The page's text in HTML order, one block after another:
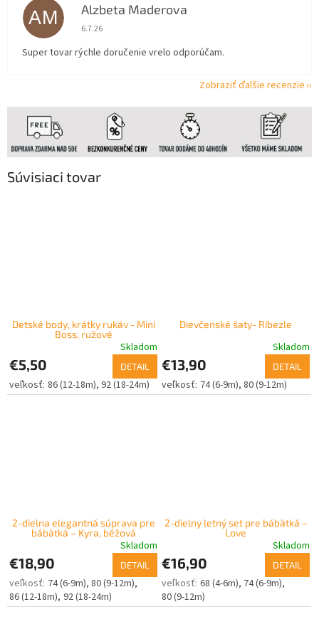
Súvisiaci tovar
Detské body, krátky rukáv - Mini
Boss, ružové
Skladom
€5,50 DETAIL
86 (12-18m) 92 (18-24m)
Dievčenské šaty- Ríbezle
Skladom
€13,90 DETAIL
74 (6-9m) 80 (9-12m)
2-dielna elegantná súprava pre
bábätká – Kyra, béžová
Skladom
€18,90 DETAIL
74 (6-9m) 80 (9-12m)
86 (12-18m) 92 (18-24m)
2-dielny letný set pre bábätká –
Love
Skladom
€16,90 DETAIL
68 (4-6m) 74 (6-9m)
80 (9-12m)
AM Alzbeta Maderova
Hodnotenie obchodu je 5 z 5 hviezdičiek.
6.7.26
Super tovar rýchle doručenie vrelo odporúčam.
Zobraziť ďalšie recenzie